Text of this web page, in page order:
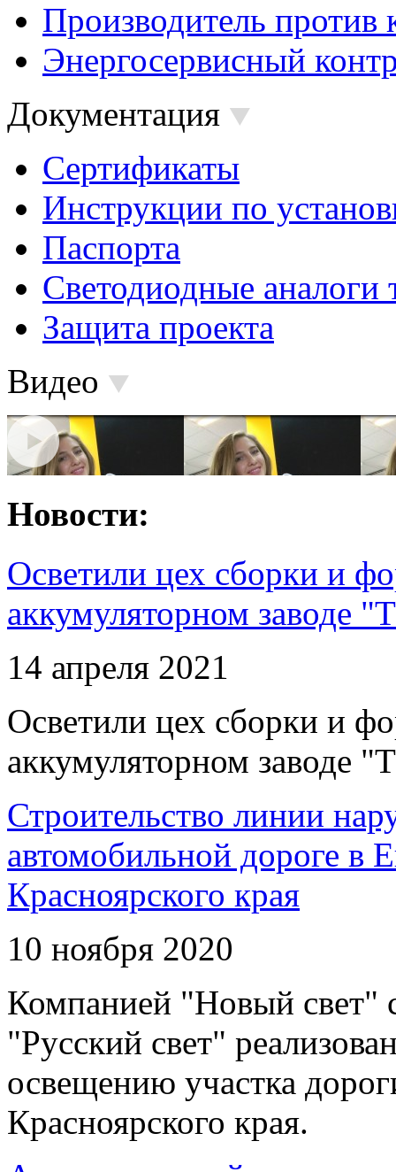
Производитель против
Энергосервисный
Документация
Сертификаты
Инструкции по
Паспорта
Светодиодные аналоги
Защита проекта
Видео
Новости:
Осветили цех сборки и
аккумуляторном заводе
14 апреля 2021
Осветили цех сборки и
аккумуляторном заводе
Строительство линии
автомобильной дороге в
Красноярского края
10 ноября 2020
Компанией "Новый свет"
"Русский свет"
освещению участка
Красноярского края.